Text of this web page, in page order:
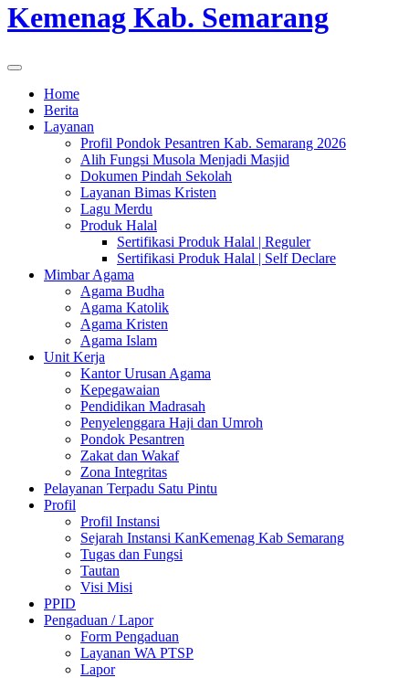
Kemenag Kab. Semarang
Home
Berita
Layanan
Profil Pondok Pesantren Kab. Semarang 2026
Alih Fungsi Musola Menjadi Masjid
Dokumen Pindah Sekolah
Layanan Bimas Kristen
Lagu Merdu
Produk Halal
Sertifikasi Produk Halal | Reguler
Sertifikasi Produk Halal | Self Declare
Mimbar Agama
Agama Budha
Agama Katolik
Agama Kristen
Agama Islam
Unit Kerja
Kantor Urusan Agama
Kepegawaian
Pendidikan Madrasah
Penyelenggara Haji dan Umroh
Pondok Pesantren
Zakat dan Wakaf
Zona Integritas
Pelayanan Terpadu Satu Pintu
Profil
Profil Instansi
Sejarah Instansi KanKemenag Kab Semarang
Tugas dan Fungsi
Tautan
Visi Misi
PPID
Pengaduan / Lapor
Form Pengaduan
Layanan WA PTSP
Lapor